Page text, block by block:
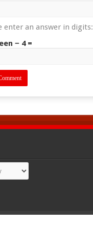
enter an answer in digits:
− 4 =